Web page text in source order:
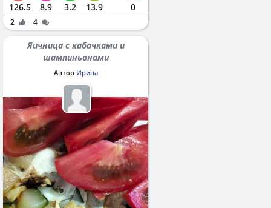
126.5 8.9 3.2 13.9 0
2 4
Яичница с кабачками и
шампиньонами
Автор Ирина